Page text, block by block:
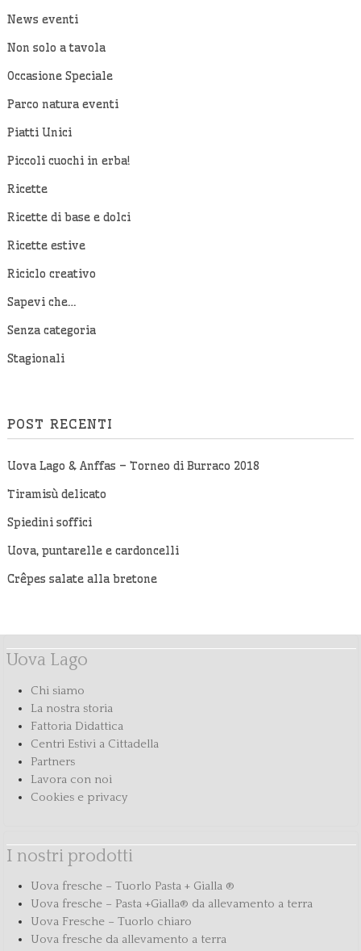
News eventi
Non solo a tavola
Occasione Speciale
Parco natura eventi
Piatti Unici
Piccoli cuochi in erba!
Ricette
Ricette di base e dolci
Ricette estive
Riciclo creativo
Sapevi che…
Senza categoria
Stagionali
POST RECENTI
Uova Lago & Anffas – Torneo di Burraco 2018
Tiramisù delicato
Spiedini soffici
Uova, puntarelle e cardoncelli
Crêpes salate alla bretone
Uova Lago
Chi siamo
La nostra storia
Fattoria Didattica
Centri Estivi a Cittadella
Partners
Lavora con noi
Cookies e privacy
I nostri prodotti
Uova fresche – Tuorlo Pasta + Gialla ®
Uova fresche – Pasta +Gialla® da allevamento a terra
Uova Fresche – Tuorlo chiaro
Uova fresche da allevamento a terra